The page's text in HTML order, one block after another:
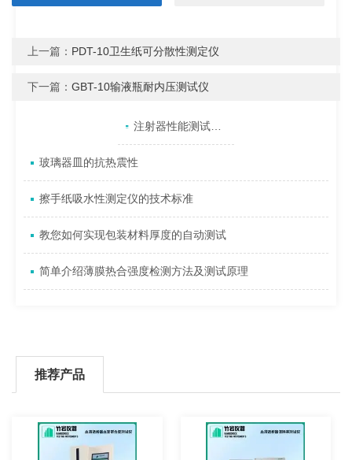
上一篇： PDT-10卫生纸可分散性测定仪
下一篇：GBT-10输液瓶耐内压测试仪
相关文章 注射器性能测试仪的简单介绍
玻璃器皿的抗热震性
擦手纸吸水性测定仪的技术标准
教您如何实现包装材料厚度的自动测试
简单介绍薄膜热合强度检测方法及测试原理
推荐产品